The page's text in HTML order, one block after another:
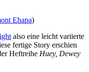
Ehapa)
also eine leicht variierte
fertige Story erschien
Heftreihe Huey, Dewey